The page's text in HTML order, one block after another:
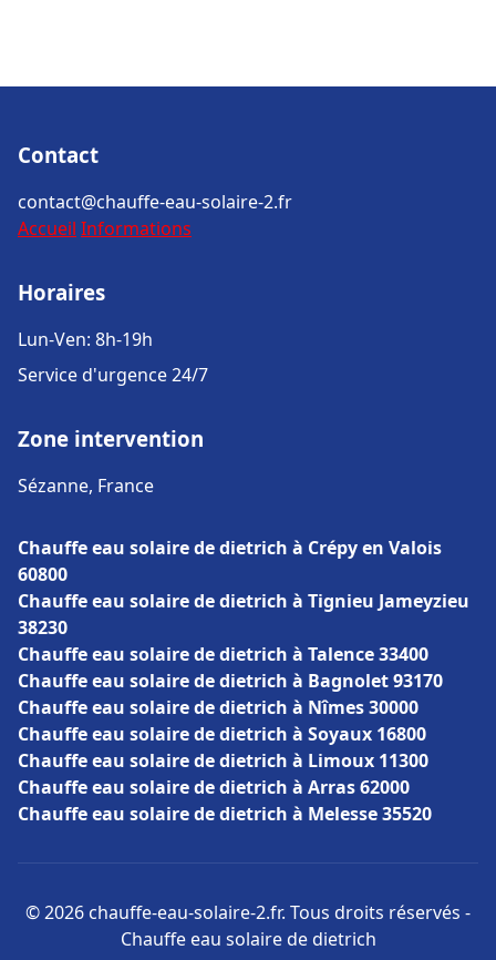
Contact
contact@chauffe-eau-solaire-2.fr
Accueil Informations
Horaires
Lun-Ven: 8h-19h
Service d'urgence 24/7
Zone intervention
Sézanne, France
Chauffe eau solaire de dietrich à Crépy en Valois
60800
Chauffe eau solaire de dietrich à Tignieu Jameyzieu
38230
Chauffe eau solaire de dietrich à Talence 33400
Chauffe eau solaire de dietrich à Bagnolet 93170
Chauffe eau solaire de dietrich à Nîmes 30000
Chauffe eau solaire de dietrich à Soyaux 16800
Chauffe eau solaire de dietrich à Limoux 11300
Chauffe eau solaire de dietrich à Arras 62000
Chauffe eau solaire de dietrich à Melesse 35520
© 2026 chauffe-eau-solaire-2.fr. Tous droits réservés -
Chauffe eau solaire de dietrich